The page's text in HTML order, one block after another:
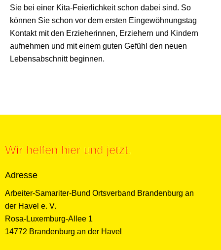
Sie bei einer Kita-Feierlichkeit schon dabei sind. So
können Sie schon vor dem ersten Eingewöhnungstag
Kontakt mit den Erzieherinnen, Erziehern und Kindern
aufnehmen und mit einem guten Gefühl den neuen
Lebensabschnitt beginnen.
Wir helfen hier und jetzt.
Adresse
Arbeiter-Samariter-Bund Ortsverband Brandenburg an
der Havel e. V.
Rosa-Luxemburg-Allee 1
14772 Brandenburg an der Havel